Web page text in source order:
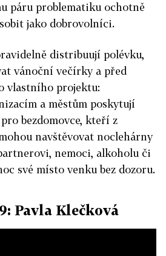
páru problematiku ochotně
jako dobrovolníci.
distribuují polévku,
vánoční večírky a před
vlastního projektu:
a městům poskytují
bezdomovce, kteří z
navštěvovat noclehárny
nemoci, alkoholu či
své místo venku bez dozoru.
Pavla Klečková